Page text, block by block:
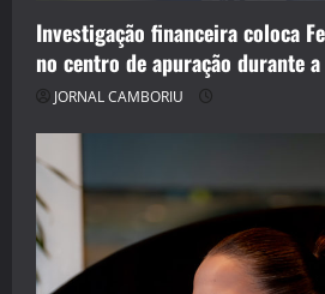
Investigação financeira coloca
no centro de apuração durante
JORNAL CAMBORIU